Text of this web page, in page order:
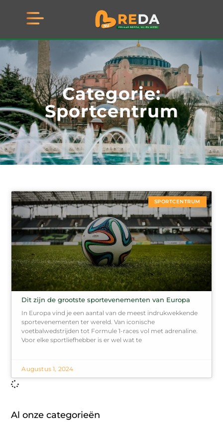
Categorie:
Sportcentrum
SPORTCENTRUM
Dit zijn de grootste sportevenementen van Europa
In Europa vind je een aantal van de meest indrukwekkende
sportevenementen ter wereld. Van iconische
voetbalwedstrijden tot Formule 1-races vol met adrenaline.
Voor elke sportliefhebber is er wel wat te
Augustus 1, 2024
Al onze categorieën